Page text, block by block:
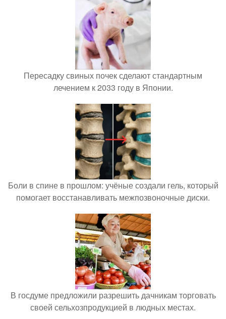
Пересадку свиных почек сделают стандартным
лечением к 2033 году в Японии.
Боли в спине в прошлом: учёные создали гель, который
помогает восстанавливать межпозвоночные диски.
В госдуме предложили разрешить дачникам торговать
своей сельхозпродукцией в людных местах.